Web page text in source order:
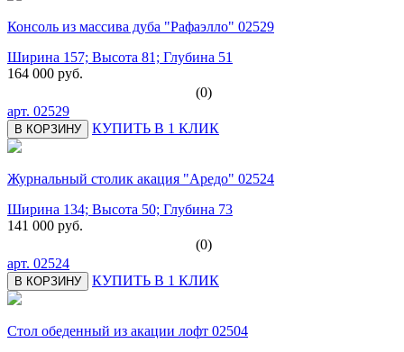
Консоль из массива дуба "Рафаэлло" 02529
Ширина 157; Высота 81; Глубина 51
164 000 руб.
(0)
арт. 02529
В КОРЗИНУ КУПИТЬ В 1 КЛИК
Журнальный столик акация "Аредо" 02524
Ширина 134; Высота 50; Глубина 73
141 000 руб.
(0)
арт. 02524
В КОРЗИНУ КУПИТЬ В 1 КЛИК
Стол обеденный из акации лофт 02504